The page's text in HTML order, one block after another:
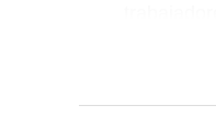
brindar